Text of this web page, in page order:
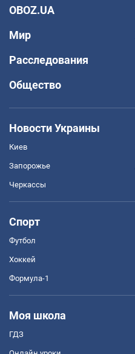
OBOZ.UA
Мир
Расследования
Общество
Новости Украины
Киев
Запорожье
Черкассы
Спорт
Футбол
Хоккей
Формула-1
Моя школа
ГДЗ